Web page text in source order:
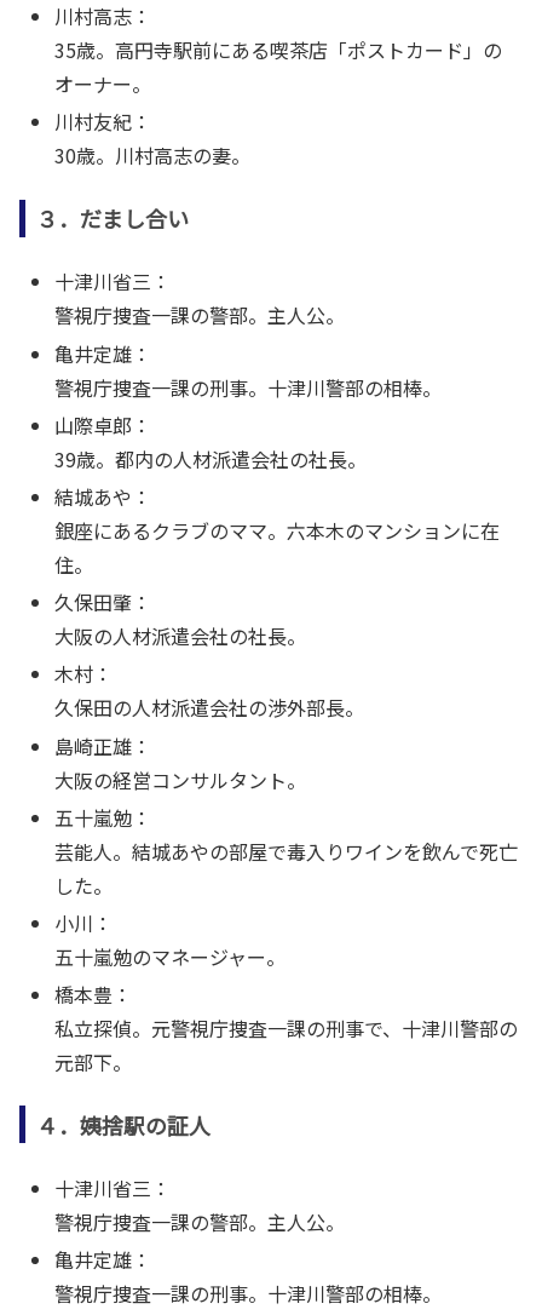
川村高志：
35歳。高円寺駅前にある喫茶店「ポストカード」の
オーナー。
川村友紀：
30歳。川村高志の妻。
３．だまし合い
十津川省三：
警視庁捜査一課の警部。主人公。
亀井定雄：
警視庁捜査一課の刑事。十津川警部の相棒。
山際卓郎：
39歳。都内の人材派遣会社の社長。
結城あや：
銀座にあるクラブのママ。六本木のマンションに在
住。
久保田肇：
大阪の人材派遣会社の社長。
木村：
久保田の人材派遣会社の渉外部長。
島崎正雄：
大阪の経営コンサルタント。
五十嵐勉：
芸能人。結城あやの部屋で毒入りワインを飲んで死亡
した。
小川：
五十嵐勉のマネージャー。
橋本豊：
私立探偵。元警視庁捜査一課の刑事で、十津川警部の
元部下。
４．姨捨駅の証人
十津川省三：
警視庁捜査一課の警部。主人公。
亀井定雄：
警視庁捜査一課の刑事。十津川警部の相棒。